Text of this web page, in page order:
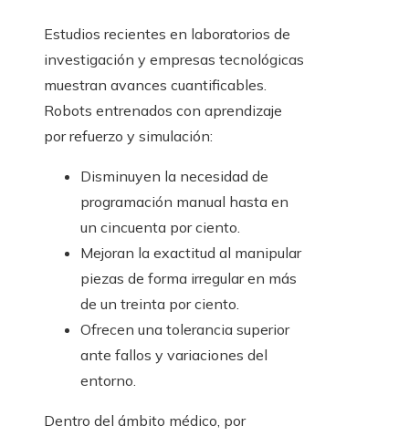
Estudios recientes en laboratorios de
investigación y empresas tecnológicas
muestran avances cuantificables.
Robots entrenados con aprendizaje
por refuerzo y simulación:
Disminuyen la necesidad de
programación manual hasta en
un cincuenta por ciento.
Mejoran la exactitud al manipular
piezas de forma irregular en más
de un treinta por ciento.
Ofrecen una tolerancia superior
ante fallos y variaciones del
entorno.
Dentro del ámbito médico, por